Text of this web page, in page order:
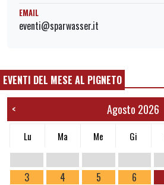
EMAIL
eventi@sparwasser.it
EVENTI DEL MESE AL PIGNETO
< Agosto 2026
Lu Ma Me Gi
3
4 5 6